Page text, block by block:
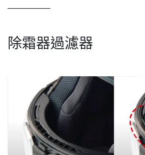
除霜器過濾器